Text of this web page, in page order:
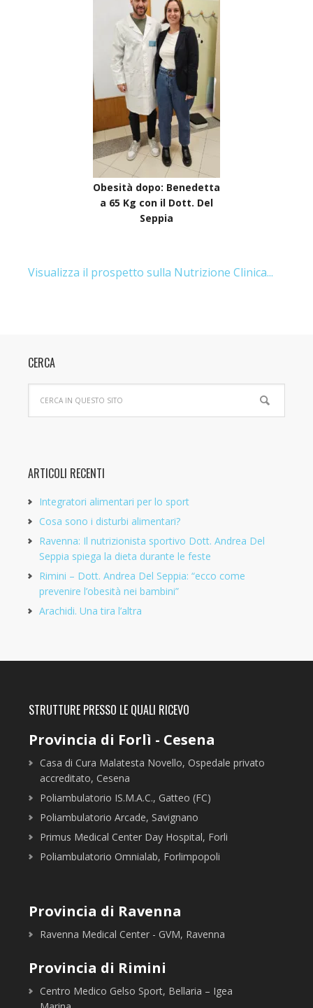
Obesità dopo: Benedetta
a 65 Kg con il Dott. Del
Seppia
Visualizza il prospetto sulla Nutrizione Clinica...
CERCA
ARTICOLI RECENTI
Integratori alimentari per lo sport
Cosa sono i disturbi alimentari?
Ravenna: Il nutrizionista sportivo Dott. Andrea Del
Seppia spiega la dieta durante le feste
Rimini – Dott. Andrea Del Seppia: “ecco come
prevenire l’obesità nei bambini”
Arachidi. Una tira l’altra
STRUTTURE PRESSO LE QUALI RICEVO
Provincia di Forlì - Cesena
Casa di Cura Malatesta Novello, Ospedale privato
accreditato, Cesena
Poliambulatorio IS.M.A.C., Gatteo (FC)
Poliambulatorio Arcade, Savignano
Primus Medical Center Day Hospital, Forli
Poliambulatorio Omnialab, Forlimpopoli
Provincia di Ravenna
Ravenna Medical Center - GVM, Ravenna
Provincia di Rimini
Centro Medico Gelso Sport, Bellaria – Igea